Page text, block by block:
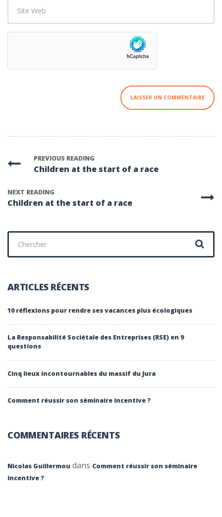
Web
PREVIOUS READING
Children at the start of a race
NEXT READING
Children at the start of a race
Chercher
ARTICLES RÉCENTS
10 réflexions pour rendre ses vacances plus écologiques
La Responsabilité Sociétale des Entreprises (RSE) en 9
questions
Cinq lieux incontournables du massif du Jura
Comment réussir son séminaire incentive ?
COMMENTAIRES RÉCENTS
Nicolas Guillermou dans Comment réussir son séminaire
incentive ?